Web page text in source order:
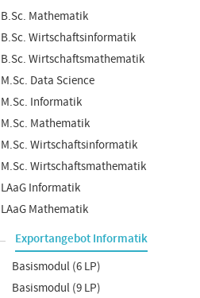
B.Sc. Mathematik
B.Sc. Wirtschaftsinformatik
B.Sc. Wirtschaftsmathematik
M.Sc. Data Science
M.Sc. Informatik
M.Sc. Mathematik
M.Sc. Wirtschaftsinformatik
M.Sc. Wirtschaftsmathematik
LAaG Informatik
LAaG Mathematik
Exportangebot Informatik
Basismodul (6 LP)
Basismodul (9 LP)